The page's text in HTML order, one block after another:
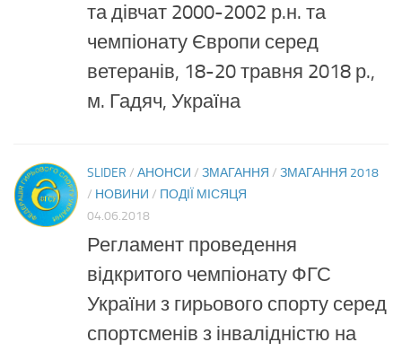
та дівчат 2000-2002 р.н. та
чемпіонату Європи серед
ветеранів, 18-20 травня 2018 р.,
м. Гадяч, Україна
SLIDER / АНОНСИ / ЗМАГАННЯ / ЗМАГАННЯ 2018
/ НОВИНИ / ПОДІЇ МІСЯЦЯ
04.06.2018
Регламент проведення
відкритого чемпіонату ФГС
України з гирьового спорту серед
спортсменів з інвалідністю на